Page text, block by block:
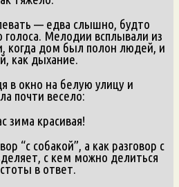
— едва слышно, будто
голоса. Мелодии всплывали из
когда дом был полон людей, и
как дыхание.
в окно на белую улицу и
почти весело:
зима красивая!
“с собакой”, а как разговор с
с кем можно делиться
в ответ.